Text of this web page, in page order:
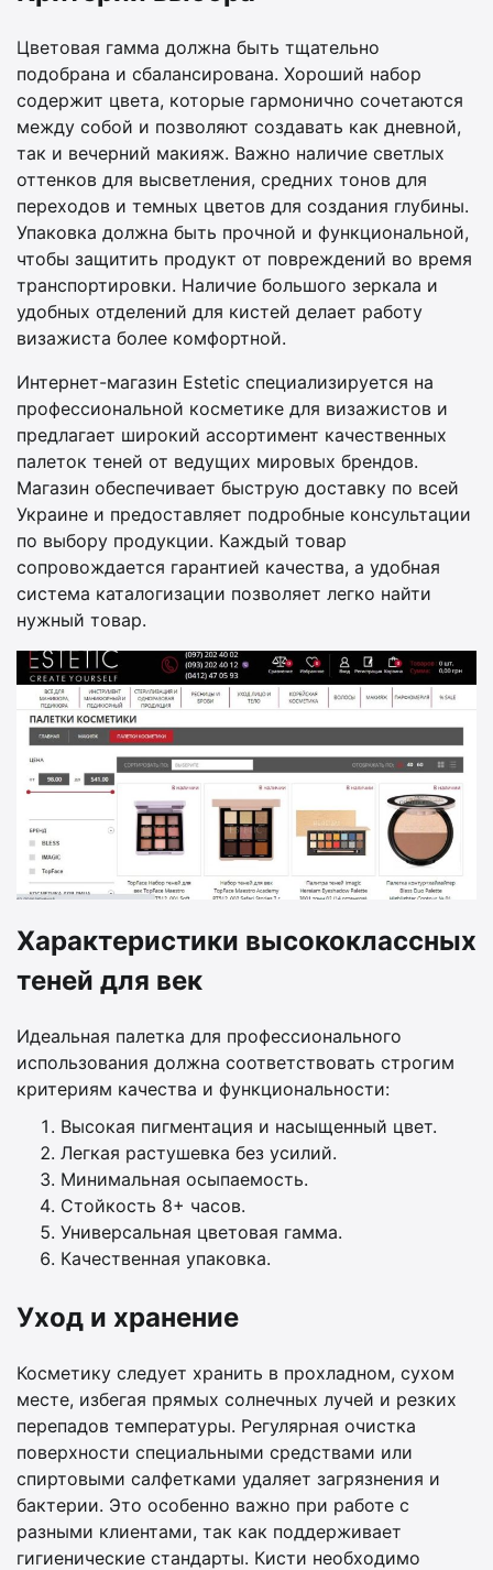
Цветовая гамма должна быть тщательно
подобрана и сбалансирована. Хороший набор
содержит цвета, которые гармонично сочетаются
между собой и позволяют создавать как дневной,
так и вечерний макияж. Важно наличие светлых
оттенков для высветления, средних тонов для
переходов и темных цветов для создания глубины.
Упаковка должна быть прочной и функциональной,
чтобы защитить продукт от повреждений во время
транспортировки. Наличие большого зеркала и
удобных отделений для кистей делает работу
визажиста более комфортной.
Интернет-магазин Estetic специализируется на
профессиональной косметике для визажистов и
предлагает широкий ассортимент качественных
палеток теней от ведущих мировых брендов.
Магазин обеспечивает быструю доставку по всей
Украине и предоставляет подробные консультации
по выбору продукции. Каждый товар
сопровождается гарантией качества, а удобная
система каталогизации позволяет легко найти
нужный товар.
Характеристики высококлассных
теней для век
Идеальная палетка для профессионального
использования должна соответствовать строгим
критериям качества и функциональности:
Высокая пигментация и насыщенный цвет.
Легкая растушевка без усилий.
Минимальная осыпаемость.
Стойкость 8+ часов.
Универсальная цветовая гамма.
Качественная упаковка.
Уход и хранение
Косметику следует хранить в прохладном, сухом
месте, избегая прямых солнечных лучей и резких
перепадов температуры. Регулярная очистка
поверхности специальными средствами или
спиртовыми салфетками удаляет загрязнения и
бактерии. Это особенно важно при работе с
разными клиентами, так как поддерживает
гигиенические стандарты. Кисти необходимо